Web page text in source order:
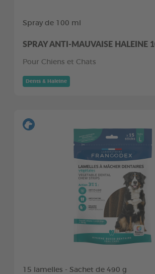
Spray de 100 ml
SPRAY ANTI-MAUVAISE HALEINE
Pour Chiens et Chats
Dents & Haleine
15 lamelles - Sachet de 490 g